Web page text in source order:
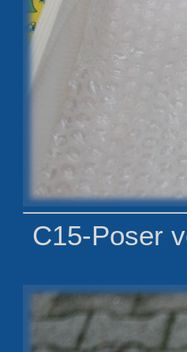
C15-Poser